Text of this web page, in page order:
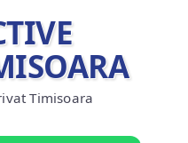
Timisoara